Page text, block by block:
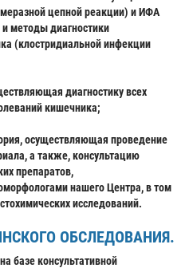
цепной реакции) и ИФА
методы диагностики
(клостридиальной инфекции
диагностику всех
кишечника;
осуществляющая проведение
а также, консультацию
препаратов,
нашего Центра, в том
исследований.
ОБСЛЕДОВАНИЯ.
базе консультативной